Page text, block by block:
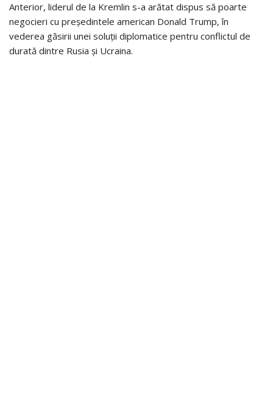
Anterior, liderul de la Kremlin s-a arătat dispus să poarte
negocieri cu președintele american Donald Trump, în
vederea găsirii unei soluții diplomatice pentru conflictul de
durată dintre Rusia și Ucraina.